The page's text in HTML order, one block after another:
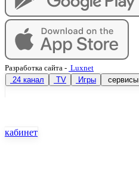
Разработка сайта - Luxnet
24 канал
TV Игры сервисы
кабинет